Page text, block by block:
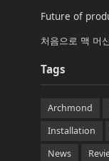
Future of
처음으로 맥 머
Tags
Archmond
Installation
News